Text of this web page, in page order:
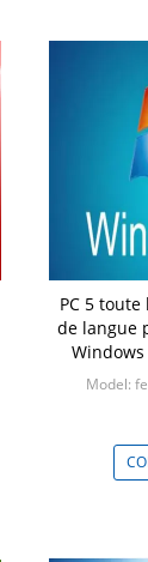
PC 5
de langue
Windows
produit de
Model: